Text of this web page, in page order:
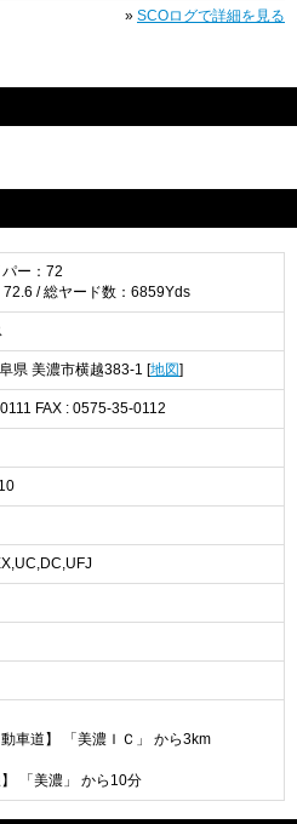
» SCOログで詳細を見る
ー：72
72.6 / 総ヤード数：6859Yds
県 美濃市横越383-1 [地図]
FAX : 0575-35-0112
車道】 「美濃ＩＣ」 から3km
「美濃」 から10分